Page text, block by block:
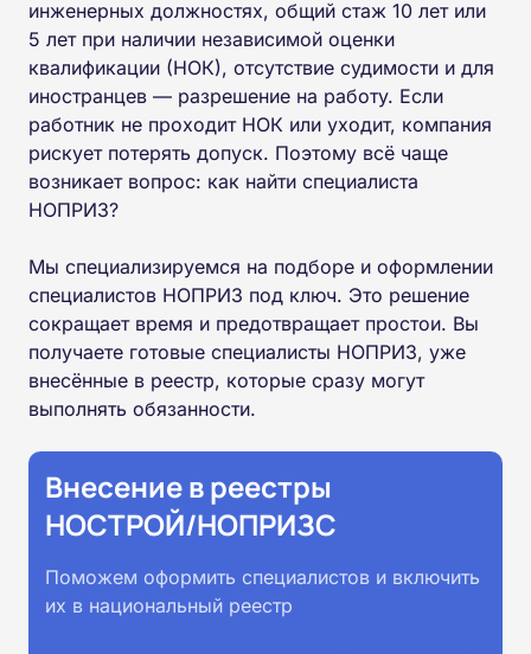
инженерных должностях, общий стаж 10 лет или
5 лет при наличии независимой оценки
квалификации (НОК), отсутствие судимости и для
иностранцев — разрешение на работу. Если
работник не проходит НОК или уходит, компания
рискует потерять допуск. Поэтому всё чаще
возникает вопрос: как найти специалиста
НОПРИЗ?
Мы специализируемся на подборе и оформлении
специалистов НОПРИЗ под ключ. Это решение
сокращает время и предотвращает простои. Вы
получаете готовые специалисты НОПРИЗ, уже
внесённые в реестр, которые сразу могут
выполнять обязанности.
Внесение в реестры
НОСТРОЙ/НОПРИЗС
Поможем оформить специалистов и включить
их в национальный реестр